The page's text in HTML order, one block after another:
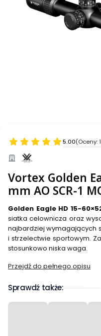
5.00(Oceny:
Vortex Golden
mm AO SCR-1
Golden Eagle HD 15-
siatka celownicza oraz
najbardziej wymagających
i strzelectwie sportowym.
stosunkowo niska waga.
Przejdź do pełnego opisu
Sprawdź także: